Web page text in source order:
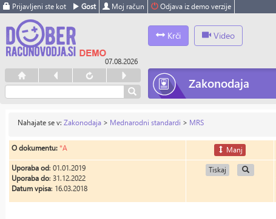
Prijavljeni ste kot Gost Moj račun Odjava iz demo verzije
07.08.2026
Krči Video
Zakonodaja
Nahajate se v: Zakonodaja > Mednarodni standardi > MRS
O dokumentu: *A Manj
Uporaba od: 01.01.2019
Uporaba do: 31.12.2022
Datum vpisa: 16.03.2018
Tiskaj